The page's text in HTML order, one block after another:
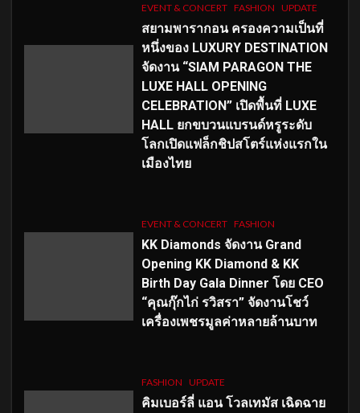
EVENT & CONCERT FASHION UPDATE
สยามพารากอน ครองความเป็นที่
หนึ่งของ LUXURY DESTINATION
จัดงาน “SIAM PARAGON THE
LUXE HALL OPENING
CELEBRATION” เปิดพื้นที่ LUXE
HALL ยกขบวนแบรนด์หรูระดับ
โลกเปิดแฟล็กชิปสโตร์แห่งแรกใน
เมืองไทย
EVENT & CONCERT FASHION
KK Diamonds จัดงาน Grand
Opening KK Diamond & KK
Birth Day Gala Dinner โดย CEO
“คุณกุ๊กไก่ รวิสรา” จัดงานโชว์
เครื่องเพชรมูลค่าหลายล้านบาท
FASHION UPDATE
คิมเบอร์ลี่ แอน โวลเทมัส เฉิดฉาย